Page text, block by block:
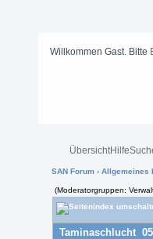
Willkommen Gast. Bitte
ÜbersichtHilfe
SAN Forum › Allgemeines
(Moderatorgruppen:
Taminaschlucht